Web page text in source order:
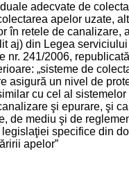
adecvate de
apelor uzate,
în retele de canalizare,
aj) din Legea
nr. 241/2006,
„sisteme de
asigură un nivel de
cu cel al
şi epurare, şi
de mediu şi de
specifice din
apelor”